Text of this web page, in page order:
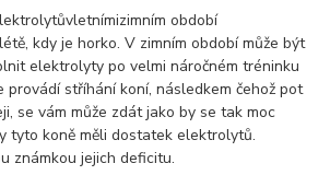
období
kdy je horko. V zimním období může být
elektrolyty po velmi náročném tréninku
provádí stříhání koní, následkem čehož pot
se vám může zdát jako by se tak moc
tyto koně měli dostatek elektrolytů.
známkou jejich deficitu.